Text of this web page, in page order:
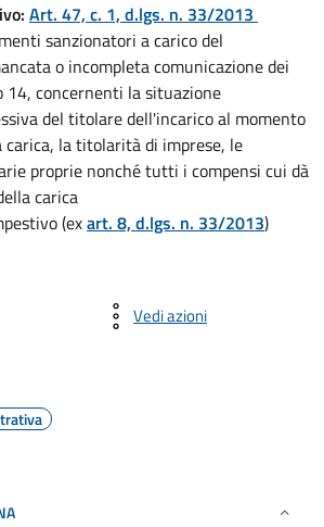
Art. 47, c. 1, d.lgs. n. 33/2013
sanzionatori a carico del
o incompleta comunicazione dei
concernenti la situazione
del titolare dell'incarico al momento
carica, la titolarità di imprese, le
proprie nonché tutti i compensi cui dà
carica
(exart. 8, d.lgs. n. 33/2013)
Vedi azioni